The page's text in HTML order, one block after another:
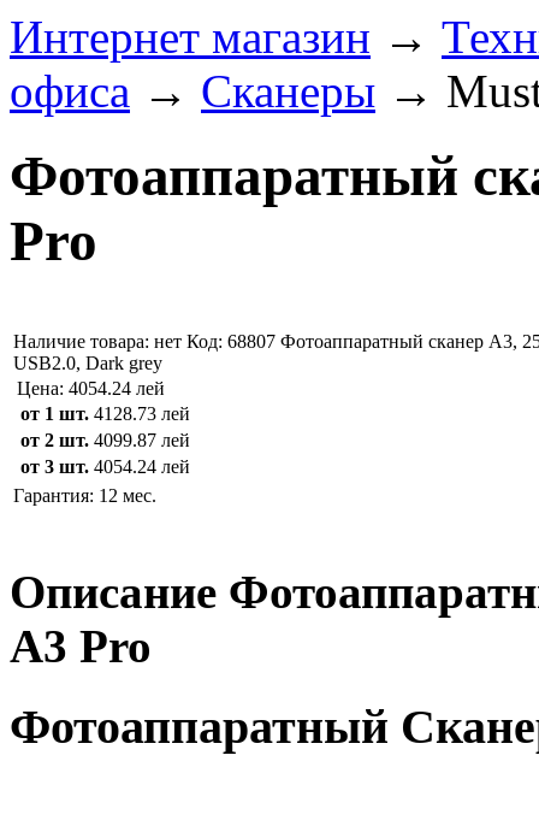
Интернет магазин →
офиса → Сканеры →
Фотоаппаратный
Pro
Наличие товара: нет Код: 68807 Фотоаппаратный сканер A3,
USB2.0, Dark grey
Цена: 4054.24 лей
от 1 шт. 4128.73 лей
от 2 шт. 4099.87 лей
от 3 шт. 4054.24 лей
Гарантия: 12 мес.
Описание
A3 Pro
Фотоаппаратный